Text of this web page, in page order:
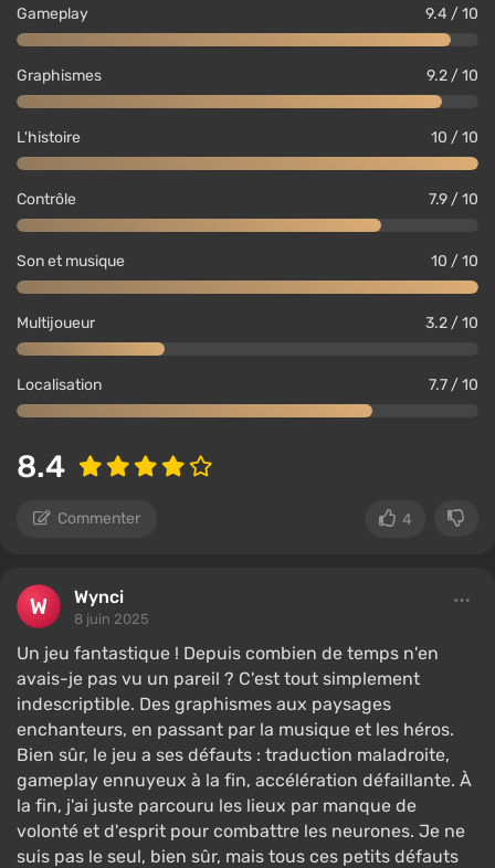
Gameplay 9.4 / 10
Graphismes 9.2 / 10
L'histoire 10 / 10
Contrôle 7.9 / 10
Son et musique 10 / 10
Multijoueur 3.2 / 10
Localisation 7.7 / 10
8.4
Commenter 4
Wynci
8 juin 2025
Un jeu fantastique ! Depuis combien de temps n'en
avais-je pas vu un pareil ? C'est tout simplement
indescriptible. Des graphismes aux paysages
enchanteurs, en passant par la musique et les héros.
Bien sûr, le jeu a ses défauts : traduction maladroite,
gameplay ennuyeux à la fin, accélération défaillante. À
la fin, j'ai juste parcouru les lieux par manque de
volonté et d'esprit pour combattre les neurones. Je ne
suis pas le seul, bien sûr, mais tous ces petits défauts